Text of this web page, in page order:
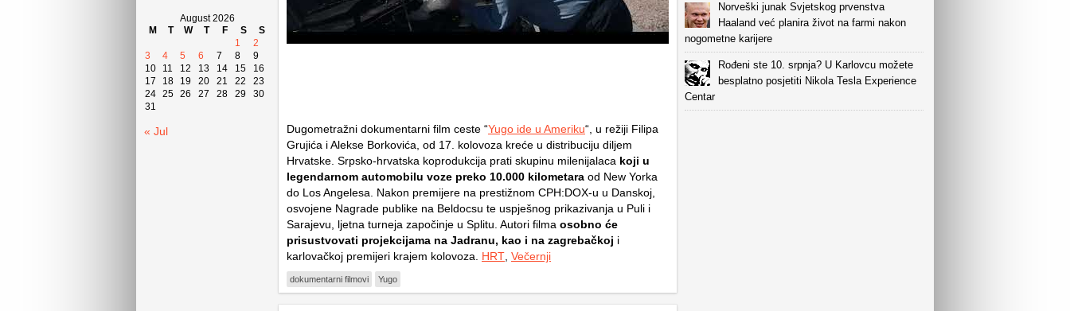
August 2026
M
T W T F S
S
1
2
3
4 5 6 7 8
9
10
11 12 13 14 15
16
17
18 19 20 21 22
23
24 25 26 27 28 29
30
31
« Jul Dugometražni dokumentarni film ceste “Yugo ide u Ameriku“, u režiji Filipa
Grujića i Alekse Borkovića, od 17. kolovoza kreće u distribuciju diljem
Hrvatske. Srpsko-hrvatska koprodukcija prati skupinu milenijalaca koji u
legendarnom automobilu voze preko 10.000 kilometara od New Yorka
do Los Angelesa. Nakon premijere na prestižnom CPH:DOX-u u Danskoj,
osvojene Nagrade publike na Beldocsu te uspješnog prikazivanja u Puli i
Sarajevu, ljetna turneja započinje u Splitu. Autori filma osobno će
prisustvovati projekcijama na Jadranu, kao i na zagrebačkoj i
karlovačkoj premijeri krajem kolovoza. HRT Večernji
dokumentarni filmovi Yugo
Norveški junak Svjetskog prvenstva
Haaland već planira život na farmi nakon
nogometne karijere
Rođeni ste 10. srpnja? U Karlovcu možete
besplatno posjetiti Nikola Tesla Experience
Centar